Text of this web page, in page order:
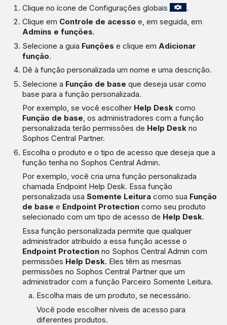
Clique no ícone de Configurações globais
.
Clique em Controle de acesso e, em seguida, em
Admins e funções.
Selecione a guia Funções e clique emAdicionar
função.
Dê à função personalizada um nome e uma descrição.
Selecione a Função de base que deseja usar como
base para a função personalizada.
Por exemplo, se você escolher Help Desk como
Função de base, os administradores com a função
personalizada terão permissões de Help Desk no
Sophos Central Partner.
Escolha o produto e o tipo de acesso que deseja que a
função tenha no Sophos Central Admin.
Por exemplo, você cria uma função personalizada
chamada Endpoint Help Desk. Essa função
personalizada usaSomente Leitura como sua Função
de base e Endpoint Protection como seu produto
selecionado com um tipo de acesso de Help Desk.
Essa função personalizada permite que qualquer
administrador atribuído a essa função acesse o
Endpoint Protection no Sophos Central Admin com
permissões Help Desk. Eles têm as mesmas
permissões no Sophos Central Partner que um
administrador com a função Parceiro Somente Leitura.
Escolha mais de um produto, se necessário.
Você pode escolher níveis de acesso para
diferentes produtos.